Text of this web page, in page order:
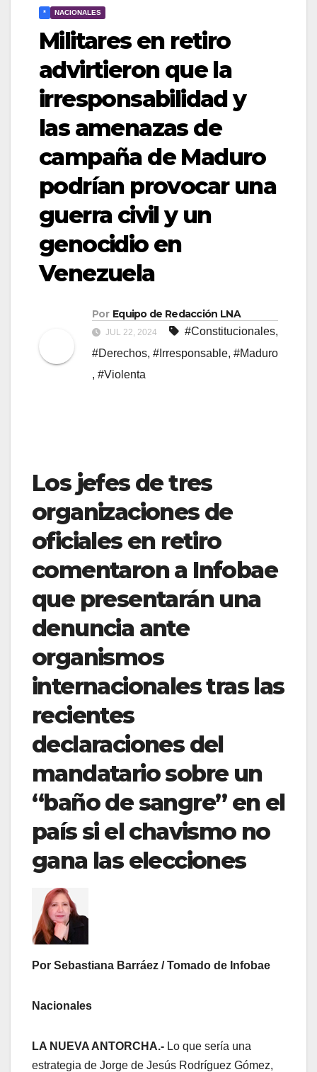
* NACIONALES
Militares en retiro
advirtieron que la
irresponsabilidad y
las amenazas de
campaña de Maduro
podrían provocar una
guerra civil y un
genocidio en
Venezuela
Por Equipo de Redacción LNA
JUL 22, 2024 #Constitucionales,
#Derechos, #Irresponsable, #Maduro
, #Violenta
Los jefes de tres
organizaciones de
oficiales en retiro
comentaron a Infobae
que presentarán una
denuncia ante
organismos
internacionales tras las
recientes
declaraciones del
mandatario sobre un
“baño de sangre” en el
país si el chavismo no
gana las elecciones
Por Sebastiana Barráez / Tomado de Infobae
Nacionales
LA NUEVA ANTORCHA.- Lo que sería una
estrategia de Jorge de Jesús Rodríguez Gómez,